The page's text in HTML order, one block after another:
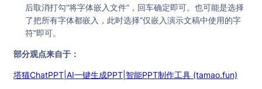
后取消打勾“将字体嵌入文件”，回车确定即可。也可能是选择
了把所有字体都嵌入，此时选择“仅嵌入演示文稿中使用的字
符”即可。
部分观点来自于：
塔猫ChatPPT|AI一键生成PPT|智能PPT制作工具 (tamao.fun)